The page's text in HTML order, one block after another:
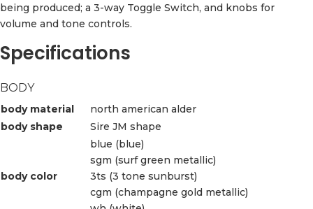
being produced; a 3-way Toggle Switch, and knobs for
volume and tone controls.
Specifications
BODY
body material
north american alder
body shape
Sire JM shape
body color
blue (blue)
sgm (surf green metallic)
3ts (3 tone sunburst)
cgm (champagne gold metallic)